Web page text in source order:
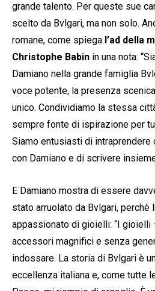
grande talento. Per queste sue
scelto da Bvlgari, ma non solo.
romane, come spiega l’ad della
Christophe Babin in una nota:
Damiano nella grande famiglia
voce potente, la presenza
unico. Condividiamo la stessa
sempre fonte di ispirazione per
Siamo entusiasti di intraprendere
con Damiano e di scrivere
E Damiano mostra di essere
stato arruolato da Bvlgari, perchè
appassionato di gioielli: “I gioielli
accessori magnifici e senza
indossare. La storia di Bvlgari è
eccellenza italiana e, come tutte